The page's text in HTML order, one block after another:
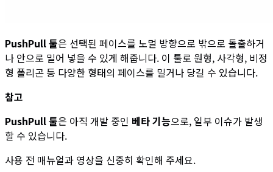
PushPull 툴은 선택된 페이스를 노멀 방향으로 밖으로 돌출하거
나 안으로 밀어 넣을 수 있게 해줍니다. 이 툴로 원형, 사각형, 비정
형 폴리곤 등 다양한 형태의 페이스를 밀거나 당길 수 있습니다.
참고
PushPull 툴은 아직 개발 중인 베타 기능으로, 일부 이슈가 발생
할 수 있습니다.
사용 전 매뉴얼과 영상을 신중히 확인해 주세요.